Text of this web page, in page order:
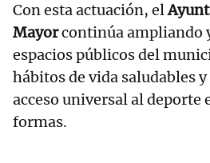
Con esta actuación, el
Mayorcontinúa ampliando
espacios públicos del
hábitos de vida saludables
acceso universal al deporte
formas.